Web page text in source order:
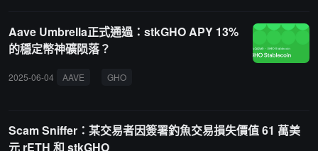
Aave Umbrella正式通過：stkGHO APY 13%
的穩定幣神礦陨落？
2025-06-04 AAVE GHO
Scam Sniffer：某交易者因簽署釣魚交易損失價值 61 萬美
元 rETH 和 stkGHO